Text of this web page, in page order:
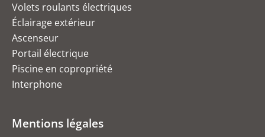
Volets roulants électriques
Éclairage extérieur
Ascenseur
Portail électrique
Piscine en copropriété
Interphone
Mentions légales